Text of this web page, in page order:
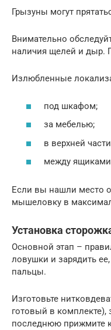
Грызуны могут
Внимательно
наличия щелей и дыр.
Излюбленные
под шкафом;
за мебелью;
в верхней
между
Если вы нашли место
мышеловку в
Установка
Основной этап –
ловушки и зарядить
пальцы.
Изготовьте
готовый в комплекте),
последнюю прижмите